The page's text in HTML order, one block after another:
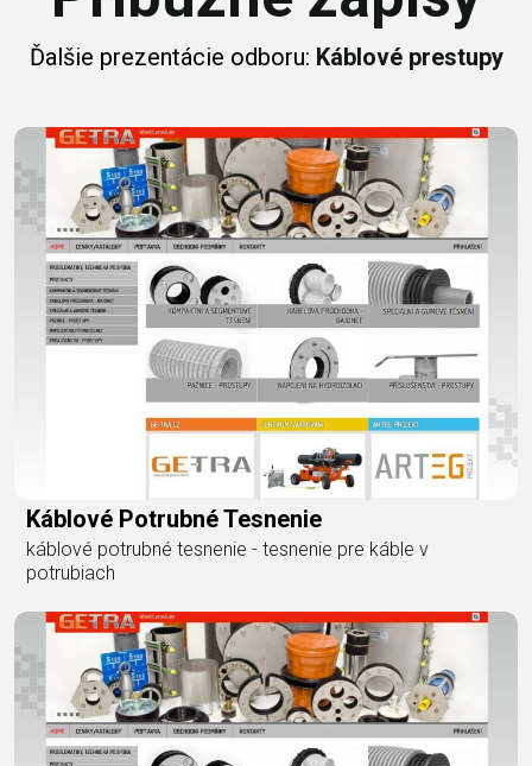
Ďalšie prezentácie odboru: Káblové prestupy
Káblové Potrubné Tesnenie
káblové potrubné tesnenie - tesnenie pre káble v
potrubiach